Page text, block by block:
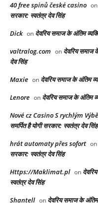
40 free spinů české casino on
सरकार: स्वतंत्र देव सिंह
Dick on देवरिय समाज के अंतिम
valtralog.com on देवरिय समाज
देव सिंह
Maxie on देवरिय समाज के अंतिम
Lenore on देवरिय समाज के अंतिम
Nové cz Casino S rychlým
समर्पित है योगी सरकार: स्वतंत्र देव सिंह
hrát automaty přes sofort on
सरकार: स्वतंत्र देव सिंह
Https://Maklimat.pl on
स्वतंत्र देव सिंह
Shantell on देवरिय समाज के अंतिम